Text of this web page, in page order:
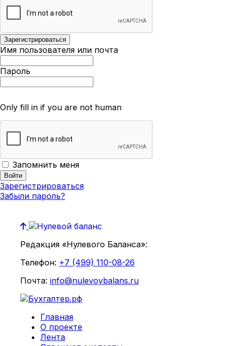
Имя пользователя или почта
Пароль
Only fill in if you are not human
Запомнить меня
Зарегистрироваться
Забыли пароль?
Редакция «Нулевого Баланса»:
Телефон: +7 (499) 110-08-26
Почта: info@nulevoybalans.ru
Главная
О проекте
Лента